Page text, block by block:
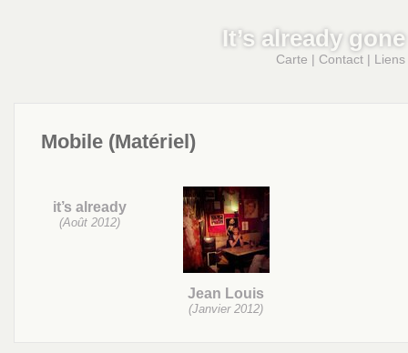
It’s already gone
Carte | Contact | Liens
Mobile (Matériel)
it’s already
(Août 2012)
Jean Louis
(Janvier 2012)